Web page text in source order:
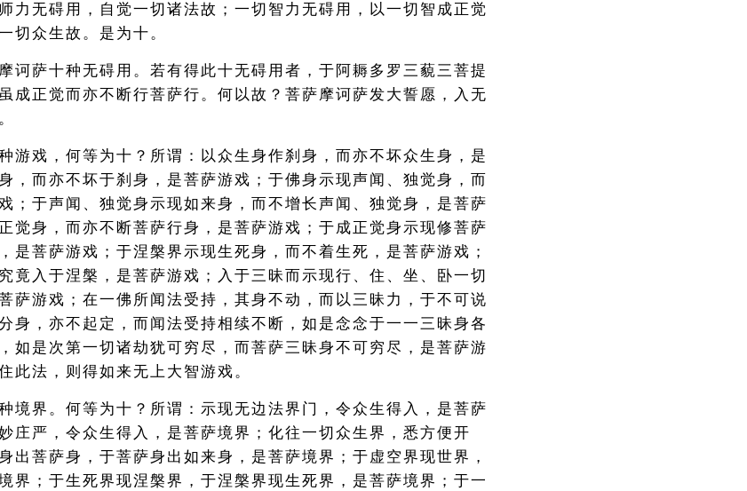
力无碍用，自觉一切诸法故；一切智力无碍用，以一切智成正觉
切众生故。是为十。
诃萨十种无碍用。若有得此十无碍用者，于阿耨多罗三藐三菩提
成正觉而亦不断行菩萨行。何以故？菩萨摩诃萨发大誓愿，入无
游戏，何等为十？所谓：以众生身作刹身，而亦不坏众生身，是
，而亦不坏于刹身，是菩萨游戏；于佛身示现声闻、独觉身，而
；于声闻、独觉身示现如来身，而不增长声闻、独觉身，是菩萨
觉身，而亦不断菩萨行身，是菩萨游戏；于成正觉身示现修菩萨
是菩萨游戏；于涅槃界示现生死身，而不着生死，是菩萨游戏；
竟入于涅槃，是菩萨游戏；入于三昧而示现行、住、坐、卧一切
萨游戏；在一佛所闻法受持，其身不动，而以三昧力，于不可说
身，亦不起定，而闻法受持相续不断，如是念念于一一三昧身各
如是次第一切诸劫犹可穷尽，而菩萨三昧身不可穷尽，是菩萨游
此法，则得如来无上大智游戏。
境界。何等为十？所谓：示现无边法界门，令众生得入，是菩萨
庄严，令众生得入，是菩萨境界；化往一切众生界，悉方便开
出菩萨身，于菩萨身出如来身，是菩萨境界；于虚空界现世界，
界；于生死界现涅槃界，于涅槃界现生死界，是菩萨境界；于一